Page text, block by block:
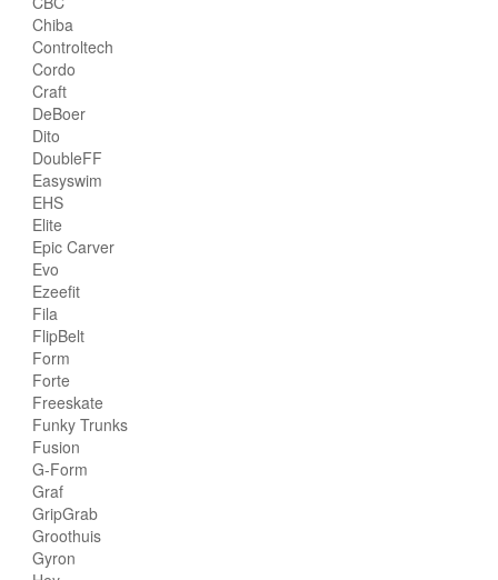
Chiba
Controltech
Cordo
Craft
DeBoer
Dito
DoubleFF
Easyswim
EHS
Elite
Epic Carver
Evo
Ezeefit
Fila
FlipBelt
Form
Forte
Freeskate
Funky Trunks
Fusion
G-Form
Graf
GripGrab
Groothuis
Gyron